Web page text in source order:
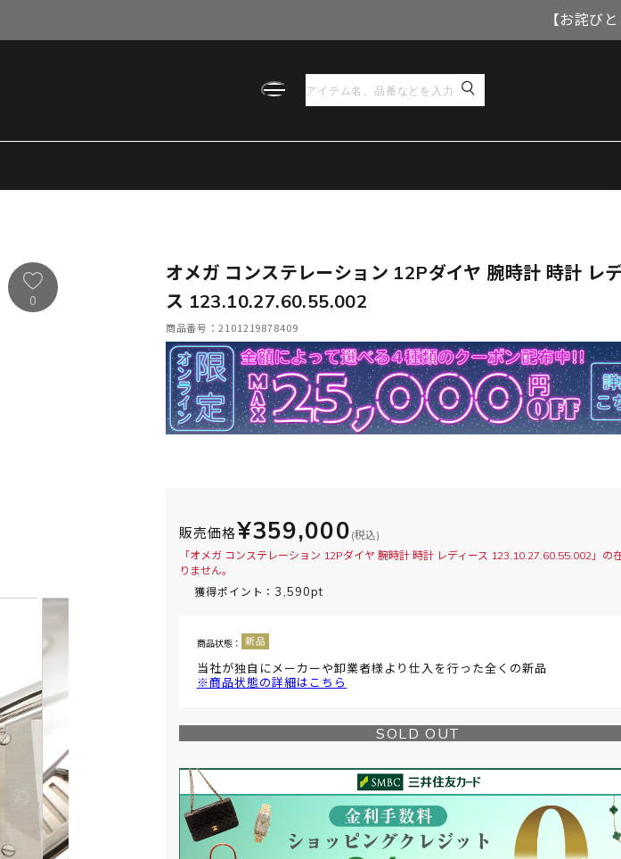
【お詫び
0
オメガ コンステレーション 12Pダイヤ 腕時計 時計 レ
ス 123.10.27.60.55.002
商品番号：2101219878409
販売価格¥359,000 (税込)
「オメガ コンステレーション 12Pダイヤ 腕時計 時計 レディース 123.10.27.60.55.002」の
りません。
獲得ポイント： 3,590pt
商品状態：
当社が独自にメーカーや卸業者様より仕入を行った全くの新品
※商品状態の詳細はこちら
SOLD OUT